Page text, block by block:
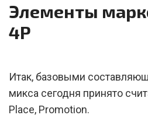
Элементы
4Р
Итак, базовыми
микса сегодня принято
Place, Promotion.